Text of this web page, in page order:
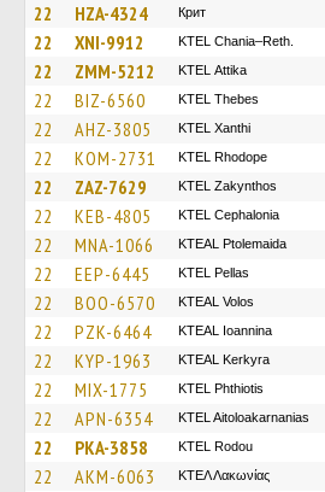
22 HZA-4324 Крит
22 XNI-9912 KTEL Chania–Reth.
22 ZMM-5212 KΤΕL Αttika
22 BIZ-6560 KTEL Thebes
22 AHZ-3805 KTEL Xanthi
22 KOM-2731 KTEL Rhodope
22 ZAZ-7629 KTEL Zakynthos
22 KEB-4805 KTEL Cephalonia
22 MNA-1066 KTEAL Ptolemaida
22 EEP-6445 KTEL Pellas
22 BOO-6570 KTEAL Volos
22 PZK-6464 KTEAL Ioannina
22 KYP-1963 KTEAL Kerkyra
22 MIX-1775 ΚΤΕL Phthiotis
22 APN-6354 KTEL Aitoloakarnanias
22 PKA-3858 ΚΤΕL Rodou
22 AKM-6063 ΚΤΕΛ Λακωνίας